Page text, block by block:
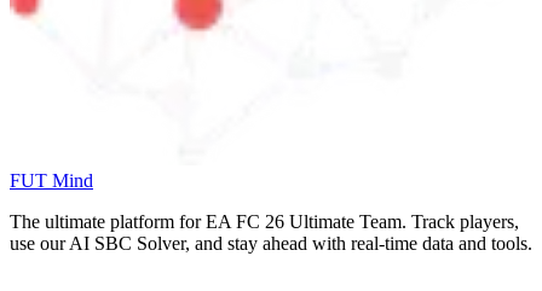
FUT Mind
The ultimate platform for EA FC 26 Ultimate Team. Track players,
use our AI SBC Solver, and stay ahead with real-time data and tools.